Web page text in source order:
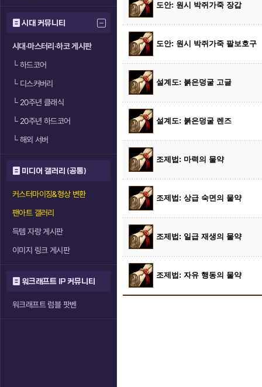
시대 커뮤니티
시대·마스터리·하코 게시판
└하드코어
└디스커버리
└20주년 클래식
└20주년 하드코어
└해외 서버
미디어 갤러리 (공통)
커스터마이징&형상 변환
팬아트 갤러리
득템 자랑 게시판
이미지 링크 게시판
워크래프트 IP 커뮤니티
워크래프트 럼블 팟벤
도안: 원시 박쥐가죽 장갑
도안: 원시 박쥐가죽 팔보호구
설계도: 붉은덩굴 고글
설계도: 붉은덩굴 렌즈
조제법: 마력의 물약
조제법: 상급 숙면의 물약
조제법: 일급 재생의 물약
조제법: 자유 행동의 물약